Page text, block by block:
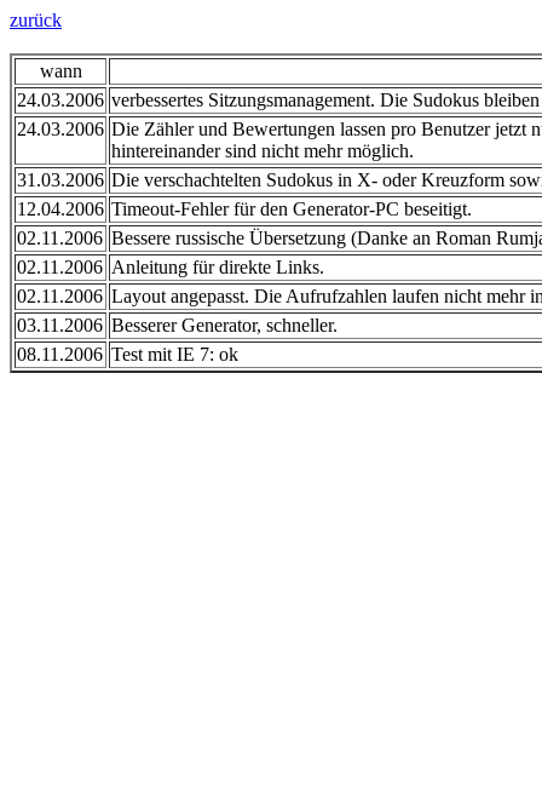
zurück
wann
24.03.2006 verbessertes Sitzungsmanagement. Die Sudokus
24.03.2006 Die Zähler und Bewertungen lassen pro Benutzer jetzt
hintereinander sind nicht mehr möglich.
31.03.2006 Die verschachtelten Sudokus in X- oder Kreuzform
12.04.2006 Timeout-Fehler für den Generator-PC beseitigt.
02.11.2006 Bessere russische Übersetzung (Danke an Roman
02.11.2006 Anleitung für direkte Links.
02.11.2006 Layout angepasst. Die Aufrufzahlen laufen nicht mehr
03.11.2006 Besserer Generator, schneller.
08.11.2006 Test mit IE 7: ok